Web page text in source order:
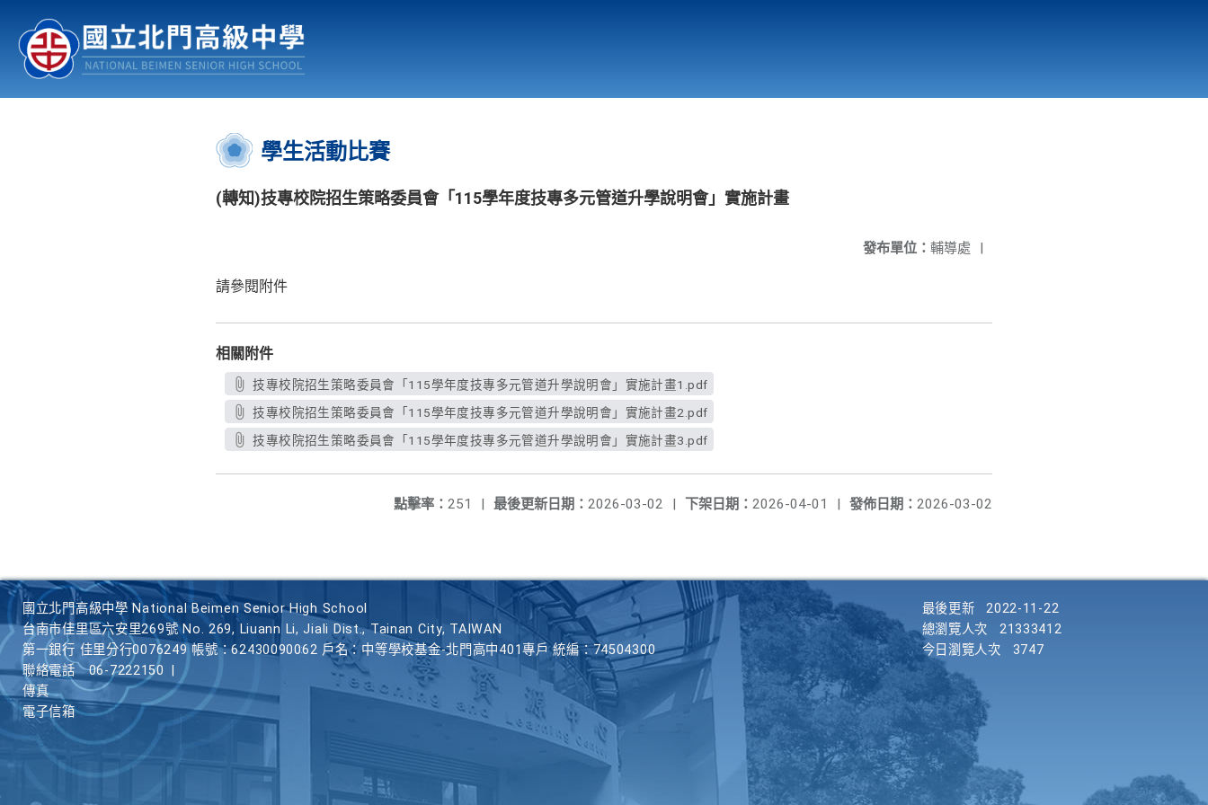
認識北中 行事曆
:::
學生活動比賽
(轉知)技專校院招生策略委員會「115學年度技專多元管道升學說明會」實施計畫
發布單位： 輔導處 |
請參閱附件
相關附件
技專校院招生策略委員會「115學年度技專多元管道升學說明會」實施計畫1.pdf
技專校院招生策略委員會「115學年度技專多元管道升學說明會」實施計畫2.pdf
技專校院招生策略委員會「115學年度技專多元管道升學說明會」實施計畫3.pdf
發佈日期： 2026-03-02
下架日期： 2026-04-01 |
最後更新日期： 2026-03-02 |
點擊率： 251 |
國立北門高級中學 National Beimen Senior High School
台南市佳里區六安里269號 No. 269, Liuann Li, Jiali Dist., Tainan City, TAIWAN
第一銀行 佳里分行0076249 帳號：62430090062 戶名：中等學校基金-北門高中401專戶 統編：74504300
聯絡電話
06-7222150
傳真
電子信箱
最後更新
2022-11-22
總瀏覽人次
21333412
今日瀏覽人次
3747